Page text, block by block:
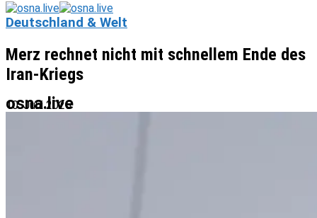
osna.live
Deutschland & Welt
Merz rechnet nicht mit schnellem Ende des
Iran-Kriegs
10. Juni 2026